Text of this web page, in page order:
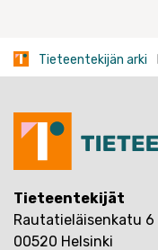
Tieteentekijän arki
Tieteentekijät
Rautatieläisenkatu 6
00520 Helsinki